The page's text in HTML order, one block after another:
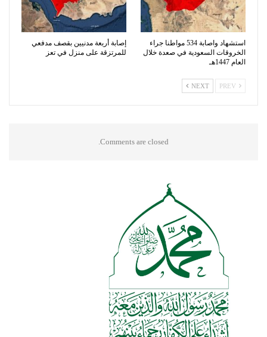
استشهاد واصابة 534 مواطنا جراء
الخروقات السعودية في صعدة خلال
العام 1447هـ
إصابة أربعة مدنيين بقصف مدفعي
للمرتزقة على منزل في تعز
NEXT
Comments are closed.